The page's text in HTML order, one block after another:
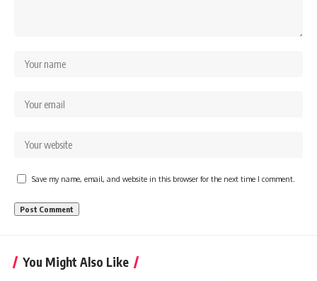
Save my name, email, and website in this browser for the next time I comment.
You Might Also Like